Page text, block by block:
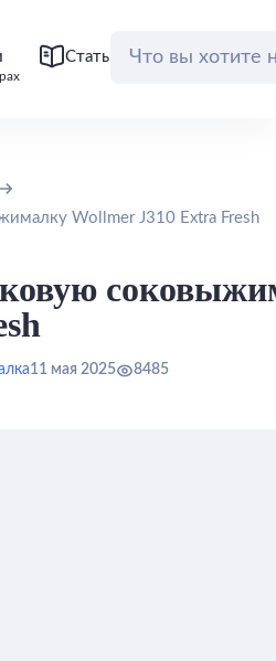
Статьи Обзоры
Wollmer J310 Extra Fresh
11 мая 2025 8485